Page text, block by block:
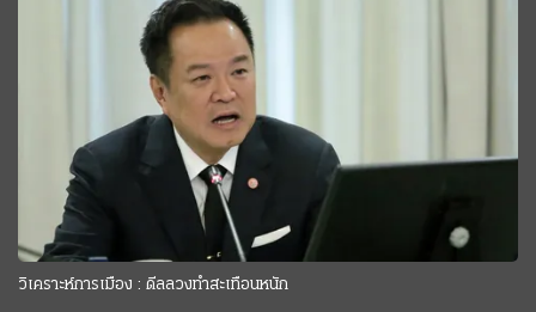
วิเคราะห์การเมือง : ดีลลวงทำสะเทือนหนัก